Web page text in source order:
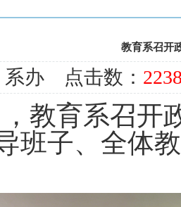
教育系召开
系办 点击数：
教育系召开
班子、全体